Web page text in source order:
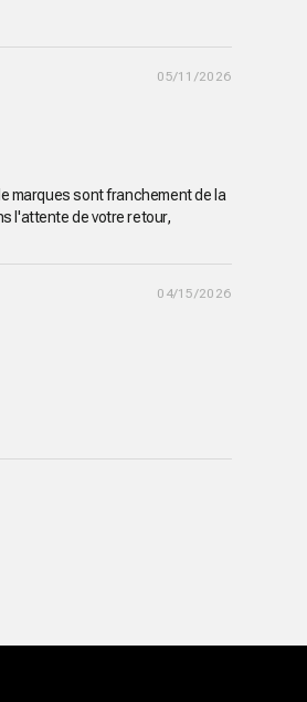
05/11/2026
marques sont franchement de la
l'attente de votre retour,
04/15/2026